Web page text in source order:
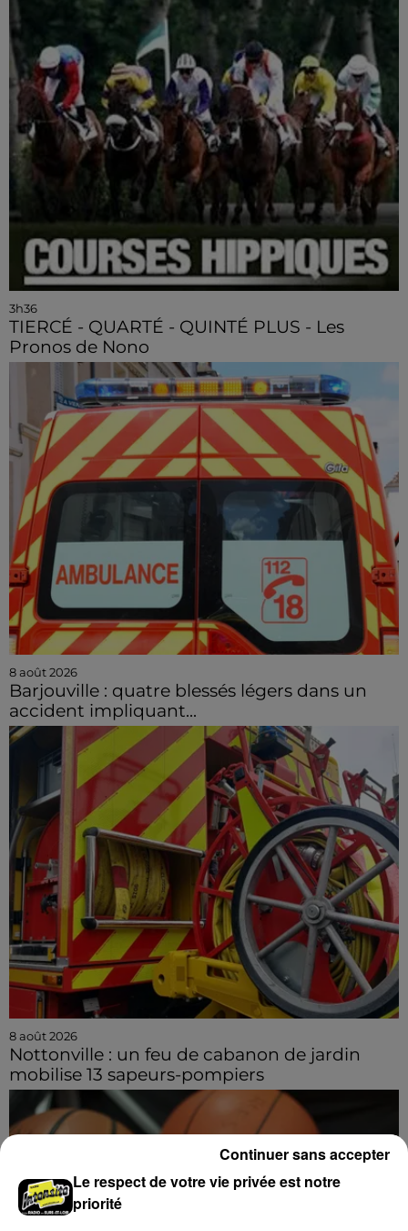
3h36
TIERCÉ - QUARTÉ - QUINTÉ PLUS - Les
Pronos de Nono
8 août 2026
Barjouville : quatre blessés légers dans un
accident impliquant...
8 août 2026
Nottonville : un feu de cabanon de jardin
mobilise 13 sapeurs-pompiers
Le respect de votre vie privée est notre
priorité
Continuer sans accepter